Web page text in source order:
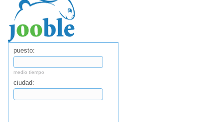
puesto:
medio tiempo
ciudad: